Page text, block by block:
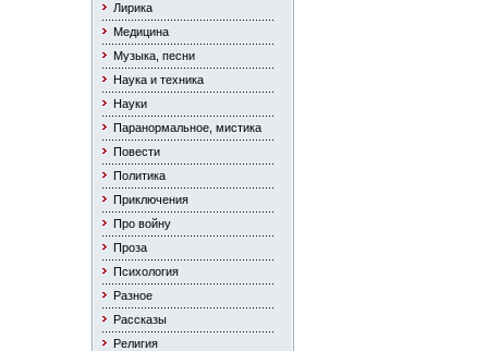
Лирика
Медицина
Музыка, песни
Наука и техника
Науки
Паранормальное, мистика
Повести
Политика
Приключения
Про войну
Проза
Психология
Разное
Рассказы
Религия